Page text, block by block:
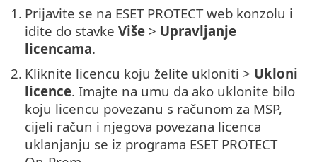
1. Prijavite se na ESET PROTECT web konzolu i
idite do stavke Više > Upravljanje
licencama.
2. Kliknite licencu koju želite ukloniti > Ukloni
licence. Imajte na umu da ako uklonite bilo
koju licencu povezanu s računom za MSP,
cijeli račun i njegova povezana licenca
uklanjanju se iz programa ESET PROTECT